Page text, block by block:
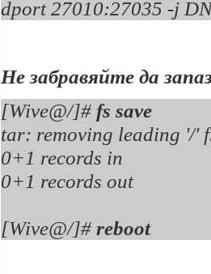
dport 27010:27035 -j
Не забравяйте да
[Wive@/]# fs save
tar: removing leading '/'
0+1 records in
0+1 records out
[Wive@/]# reboot